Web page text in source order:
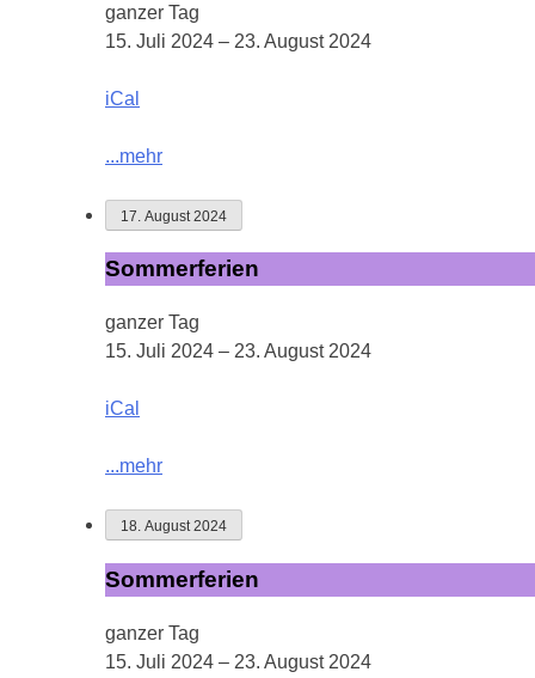
ganzer Tag
15. Juli 2024 – 23. August 2024
iCal
...mehr
17. August 2024
Sommerferien
Sommerferien
ganzer Tag
15. Juli 2024 – 23. August 2024
iCal
...mehr
18. August 2024
Sommerferien
Sommerferien
ganzer Tag
15. Juli 2024 – 23. August 2024